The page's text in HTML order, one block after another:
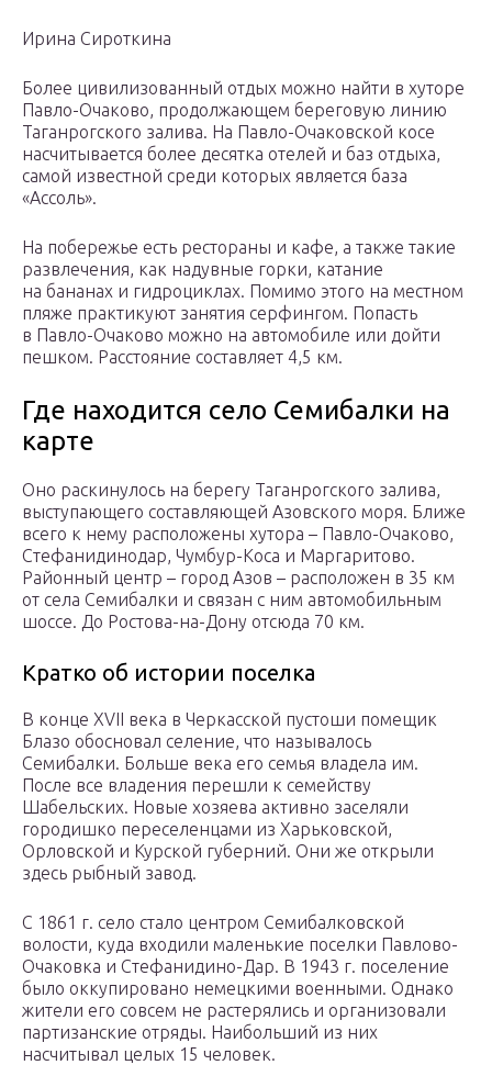
Ирина Сироткина
Более цивилизованный отдых можно найти в хуторе
Павло-Очаково, продолжающем береговую линию
Таганрогского залива. На Павло-Очаковской косе
насчитывается более десятка отелей и баз отдыха,
самой известной среди которых является база
«Ассоль».
На побережье есть рестораны и кафе, а также такие
развлечения, как надувные горки, катание
на бананах и гидроциклах. Помимо этого на местном
пляже практикуют занятия серфингом. Попасть
в Павло-Очаково можно на автомобиле или дойти
пешком. Расстояние составляет 4,5 км.
Где находится село Семибалки на
карте
Оно раскинулось на берегу Таганрогского залива,
выступающего составляющей Азовского моря. Ближе
всего к нему расположены хутора – Павло-Очаково,
Стефанидинодар, Чумбур-Коса и Маргаритово.
Районный центр – город Азов – расположен в 35 км
от села Семибалки и связан с ним автомобильным
шоссе. До Ростова-на-Дону отсюда 70 км.
Кратко об истории поселка
В конце XVII века в Черкасской пустоши помещик
Блазо обосновал селение, что называлось
Семибалки. Больше века его семья владела им.
После все владения перешли к семейству
Шабельских. Новые хозяева активно заселяли
городишко переселенцами из Харьковской,
Орловской и Курской губерний. Они же открыли
здесь рыбный завод.
С 1861 г. село стало центром Семибалковской
волости, куда входили маленькие поселки Павлово-
Очаковка и Стефанидино-Дар. В 1943 г. поселение
было оккупировано немецкими военными. Однако
жители его совсем не растерялись и организовали
партизанские отряды. Наибольший из них
насчитывал целых 15 человек.